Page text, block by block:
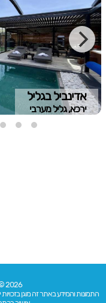
אדינביל בגליל
ירכא, גליל מערבי
2026
התמונות והמידע באתר זה מוגן